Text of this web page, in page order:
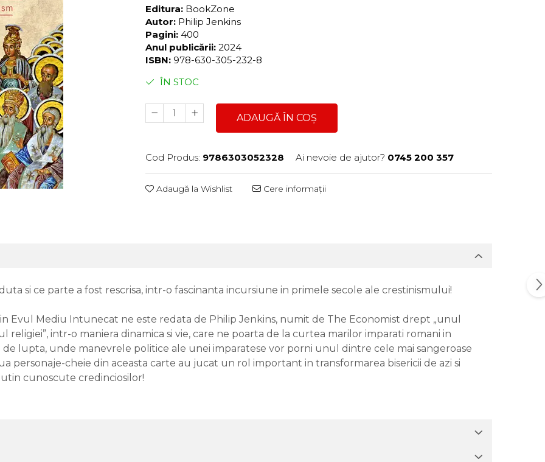
Editura: BookZone
Autor: Philip Jenkins
Pagini: 400
Anul publicării: 2024
ISBN: 978-630-305-232-8
ÎN STOC
ADAUGĂ ÎN COȘ
Cod Produs: 9786303052328 Ai nevoie de ajutor? 0745 200 357
Adaugă la Wishlist Cere informații
si ce parte a fost rescrisa, intr-o fascinanta incursiune in primele secole ale crestinismului!
Evul Mediu Intunecat ne este redata de Philip Jenkins, numit de The Economist drept „unul
intr-o maniera dinamica si vie, care ne poarta de la curtea marilor imparati romani in
lupta, unde manevrele politice ale unei imparatese vor porni unul dintre cele mai sangeroase
personaje-cheie din aceasta carte au jucat un rol important in transformarea bisericii de azi si
cunoscute credinciosilor!